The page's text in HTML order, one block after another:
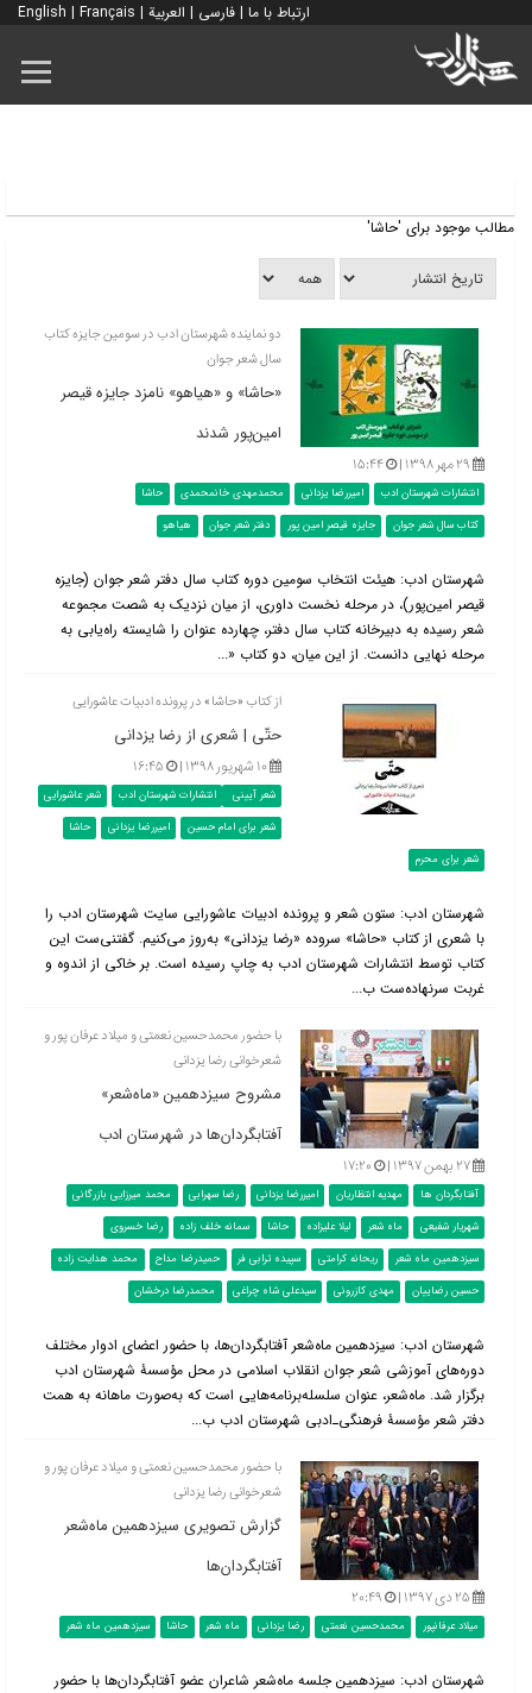
ارتباط با ما | فارسی | العربية |
English | Français
مطالب موجود برای 'حاشا'
دو نماینده شهرستان ادب در سومین جایزه کتاب
سال شعر جوان
«حاشا» و «هیاهو» نامزد جایزه قیصر
امین‌پور شدند
۲۹ مهر ۱۳۹۸ | ۱۵:۴۴
انتشارات شهرستان ادب امیررضا یزدانی محمدمهدی خانمحمدی
حاشا
کتاب سال شعر جوان
جایزه قیصر امین پور دفتر شعر جوان هیاهو
شهرستان ادب: هیئت انتخاب سومین دوره کتاب سال دفتر شعر جوان (جایزه
قیصر امین‌پور)، در مرحله نخست داوری، از میان نزدیک به شصت مجموعه
شعر رسیده به دبیرخانه کتاب سال دفتر، چهارده عنوان را شایسته راه‌یابی به
مرحله نهایی دانست. از این میان، دو کتاب «...
از کتاب «حاشا» در پرونده ادبیات عاشورایی
حتّی | شعری از رضا یزدانی
۱۰ شهریور ۱۳۹۸ | ۱۶:۴۵
شعر آیینی انتشارات شهرستان ادب
شعر عاشورایی
شعر برای امام حسین
امیررضا یزدانی
حاشا
شعر برای محرم
شهرستان ادب: ستون شعر و پرونده ادبیات عاشورایی سایت شهرستان ادب را
با شعری از کتاب «حاشا» سروده «رضا یزدانی» به‌روز می‌کنیم. گفتنی‌ست این
کتاب توسط انتشارات شهرستان ادب به چاپ رسیده است. بر خاکی از اندوه و
غربت سرنهاده‌ست ب...
با حضور محمدحسین نعمتی و میلاد عرفان پور و
شعرخوانی رضا یزدانی
مشروح سیزدهمین «ماه‌شعر»
آفتابگردان‌ها در شهرستان ادب
۲۷ بهمن ۱۳۹۷ | ۱۷:۲۰
آفتابگردان ها مهدیه انتظاریان امیررضا یزدانی رضا سهرابی
محمد میرزایی بازرگانی
شهریار شفیعی
ماه شعر لیلا علیزاده حاشا سمانه خلف زاده
رضا خسروی
سیزدهمین ماه شعر
ریحانه کرامتی سپیده ترابی فر حمیدرضا مداح
محمد هدایت زاده
حسین رضاییان
مهدی کازرونی سیدعلی شاه چراغی محمدرضا درخشان
شهرستان ادب: سیزدهمین ماه‌شعر آفتابگردان‌ها، با حضور اعضای ادوار مختلف
دوره‌های آموزشی شعر جوان انقلاب اسلامی در محل مؤسسۀ شهرستان ادب
برگزار شد. ماه‌شعر، عنوان سلسله‌برنامه‌هایی است که به‌صورت ماهانه به همت
دفتر شعر مؤسسۀ فرهنگی‌ـ‌ادبی شهرستان ادب ب...
با حضور محمدحسین نعمتی و میلاد عرفان پور و
شعرخوانی رضا یزدانی
گزارش تصویری سیزدهمین ماه‌شعر
آفتابگردان‌ها
۲۵ دی ۱۳۹۷ | ۲۰:۴۹
میلاد عرفانپور محمدحسین نعمتی رضا یزدانی ماه شعر حاشا سیزدهمین ماه شعر
شهرستان ادب: سیزدهمین جلسه ماه‌شعر شاعران عضو آفتابگردان‌ها با حضور